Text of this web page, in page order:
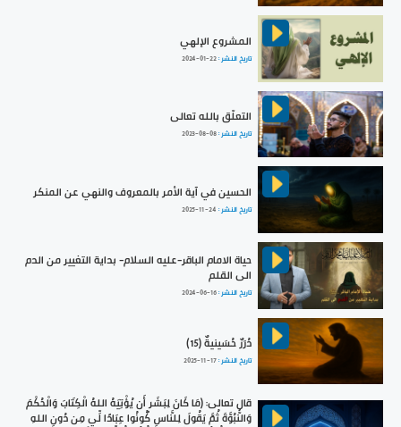
المشروع الإلهي
تاريخ النشر :2024-01-22
التعلّق بالله تعالى
تاريخ النشر :2023-08-08
الحسين في آية الأمر بالمعروف والنهي عن المنكر
تاريخ النشر : 2025-11-24
حياة الامام الباقر-عليه السلام- بداية التغيير من الدم
الى القلم
تاريخ النشر :2024-06-16
دُرَرٌ حُسَينيةٌ (15)
تاريخ النشر :2025-11-17
قال تعالى: ﴿مَا كَانَ لِبَشَرٍ أَن يُؤْتِيَهُ اللهُ الْكِتَابَ وَالْحُكْمَ
وَالنُّبُوَّةَ ثُمَّ يَقُولَ لِلنَّاسِ كُونُوا عِبَادًا لِّي مِن دُونِ اللهِ